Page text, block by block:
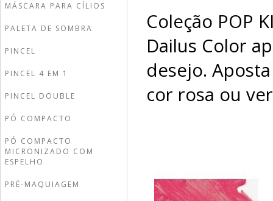
MÁSCARA PARA CÍLIOS
PALETA DE SOMBRA
PINCEL
PINCEL 4 EM 1
PINCEL DOUBLE
PÓ COMPACTO
PÓ COMPACTO
MICRONIZADO COM
ESPELHO
PRÉ-MAQUIAGEM
Coleção POP
Dailus Color
desejo.
cor rosa ou